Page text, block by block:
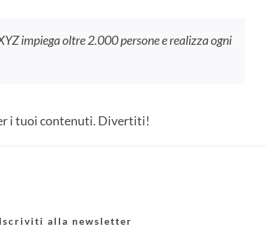
impiega oltre 2.000 persone e realizza ogni
i tuoi contenuti. Divertiti!
Iscriviti alla newsletter